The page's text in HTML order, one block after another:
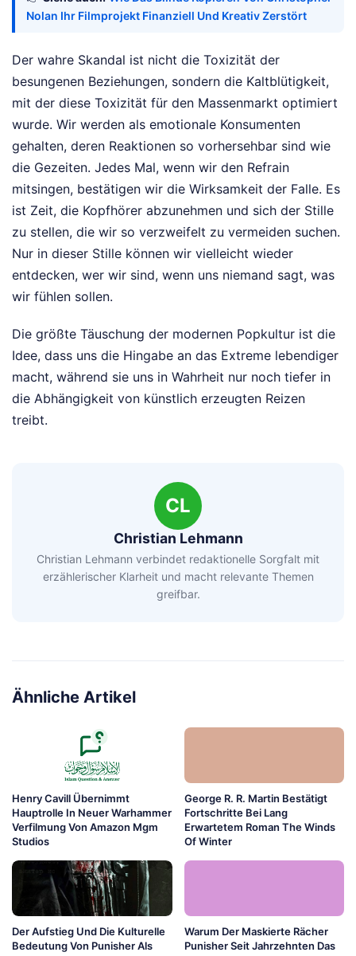
Nolan Ihr Filmprojekt Finanziell Und Kreativ Zerstört
Der wahre Skandal ist nicht die Toxizität der
besungenen Beziehungen, sondern die Kaltblütigkeit,
mit der diese Toxizität für den Massenmarkt optimiert
wurde. Wir werden als emotionale Konsumenten
gehalten, deren Reaktionen so vorhersehbar sind wie
die Gezeiten. Jedes Mal, wenn wir den Refrain
mitsingen, bestätigen wir die Wirksamkeit der Falle. Es
ist Zeit, die Kopfhörer abzunehmen und sich der Stille
zu stellen, die wir so verzweifelt zu vermeiden suchen.
Nur in dieser Stille können wir vielleicht wieder
entdecken, wer wir sind, wenn uns niemand sagt, was
wir fühlen sollen.
Die größte Täuschung der modernen Popkultur ist die
Idee, dass uns die Hingabe an das Extreme lebendiger
macht, während sie uns in Wahrheit nur noch tiefer in
die Abhängigkeit von künstlich erzeugten Reizen
treibt.
CL
Christian Lehmann
Christian Lehmann verbindet redaktionelle Sorgfalt mit
erzählerischer Klarheit und macht relevante Themen
greifbar.
Ähnliche Artikel
Henry Cavill Übernimmt
Hauptrolle In Neuer Warhammer
Verfilmung Von Amazon Mgm
Studios
George R. R. Martin Bestätigt
Fortschritte Bei Lang
Erwartetem Roman The Winds
Of Winter
Der Aufstieg Und Die Kulturelle
Bedeutung Von Punisher Als
Warum Der Maskierte Rächer
Punisher Seit Jahrzehnten Das